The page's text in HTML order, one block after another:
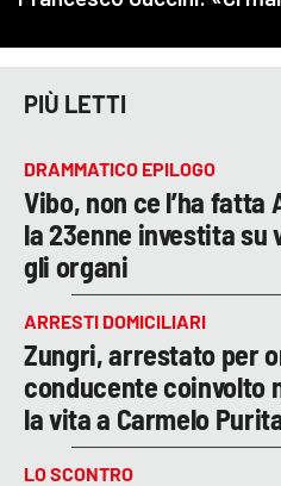
PIÙ LETTI
DRAMMATICO EPILOGO
Vibo, non ce l’ha
la 23enne investita
gli organi
ARRESTI DOMICILIARI
Zungri, arrestato per
conducente coinvolto
la vita a Carmelo
LO SCONTRO